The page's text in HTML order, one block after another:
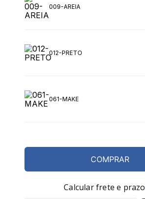
009-AREIA
012-PRETO
061-MAKE
COMPRAR
Calcular frete e prazo